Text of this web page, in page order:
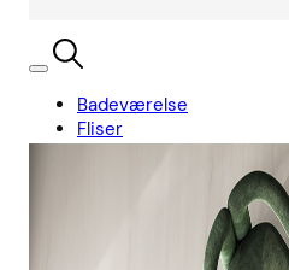
Badeværelse
Fliser